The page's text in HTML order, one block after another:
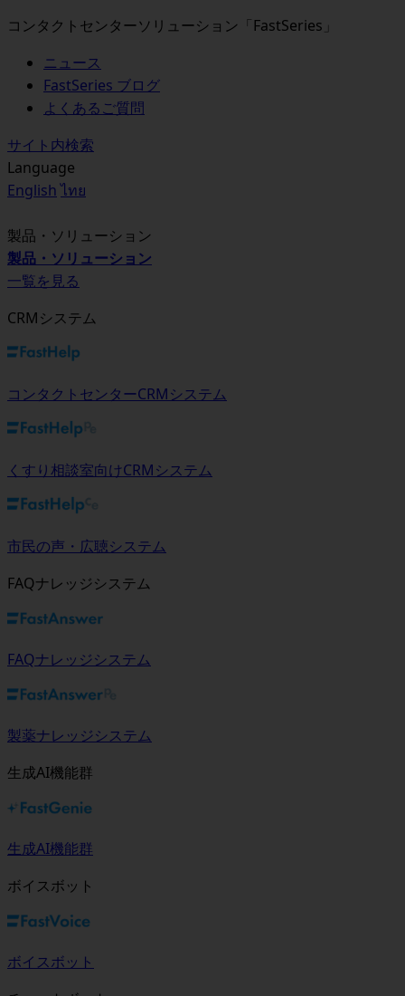
コンタクトセンターソリューション「FastSeries」
ニュース
FastSeries ブログ
よくあるご質問
サイト内検索
Language
English ไทย
製品・ソリューション
製品・ソリューション
一覧を見る
CRMシステム
コンタクトセンターCRMシステム
くすり相談室向けCRMシステム
市民の声・広聴システム
FAQナレッジシステム
FAQナレッジシステム
製薬ナレッジシステム
生成AI機能群
生成AI機能群
ボイスボット
ボイスボット